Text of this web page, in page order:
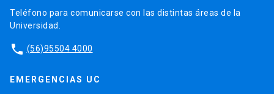
Teléfono para comunicarse con las distintas áreas de la
Universidad.
phone (56)95504 4000
EMERGENCIAS UC